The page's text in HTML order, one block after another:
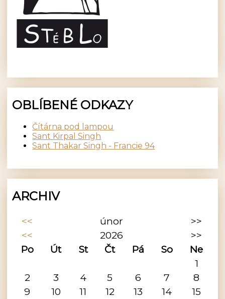
OBLÍBENÉ ODKAZY
Čítárna pod lampou
Sant Kirpal Singh
Sant Thakar Singh - Francie 94
ARCHIV
<< únor
>>
<<
2026
>>
Po
Út St Čt Pá So
Ne
1
2
3 4 5 6 7
8
9
10 11 12 13 14
15